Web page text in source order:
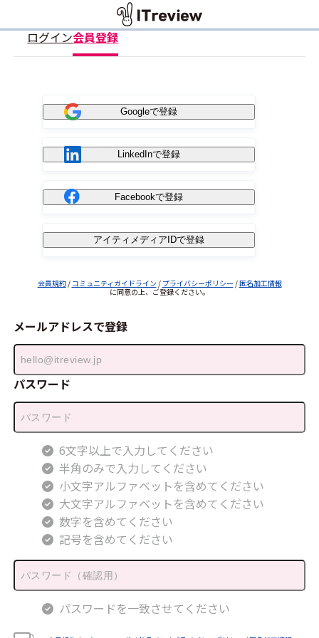
ログイン会員登録
Googleで登録
LinkedInで登録
Facebookで登録
アイティメディアIDで登録
会員規約/ コミュニティガイドライン / プライバシーポリシー /匿名加工情報
に同意の上、ご登録ください。
メールアドレスで登録
パスワード
6文字以上で入力してください
半角のみで入力してください
小文字アルファベットを含めてください
大文字アルファベットを含めてください
数字を含めてください
記号を含めてください
パスワードを一致させてください